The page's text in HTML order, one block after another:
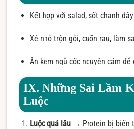
Kết hợp với salad, sốt chanh
Xé nhỏ trộn gỏi, cuốn rau, làm
Ăn kèm ngũ cốc nguyên cám
IX. Những Sai Lầm
Luộc
Luộc quá lâu→ Protein bị biến